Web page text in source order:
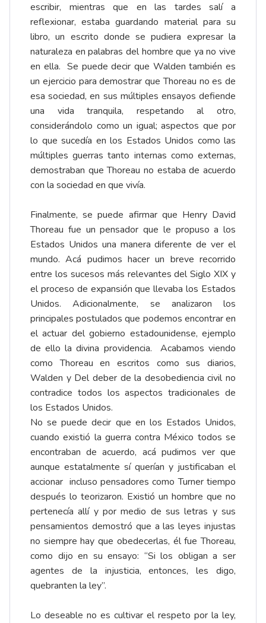
escribir, mientras que en las tardes salí a
reflexionar, estaba guardando material para su
libro, un escrito donde se pudiera expresar la
naturaleza en palabras del hombre que ya no vive
en ella. Se puede decir que Walden también es
un ejercicio para demostrar que Thoreau no es de
esa sociedad, en sus múltiples ensayos defiende
una vida tranquila, respetando al otro,
considerándolo como un igual; aspectos que por
lo que sucedía en los Estados Unidos como las
múltiples guerras tanto internas como externas,
demostraban que Thoreau no estaba de acuerdo
con la sociedad en que vivía.
Finalmente, se puede afirmar que Henry David
Thoreau fue un pensador que le propuso a los
Estados Unidos una manera diferente de ver el
mundo. Acá pudimos hacer un breve recorrido
entre los sucesos más relevantes del Siglo XIX y
el proceso de expansión que llevaba los Estados
Unidos. Adicionalmente, se analizaron los
principales postulados que podemos encontrar en
el actuar del gobierno estadounidense, ejemplo
de ello la divina providencia. Acabamos viendo
como Thoreau en escritos como sus diarios,
Walden y Del deber de la desobediencia civil no
contradice todos los aspectos tradicionales de
los Estados Unidos.
No se puede decir que en los Estados Unidos,
cuando existió la guerra contra México todos se
encontraban de acuerdo, acá pudimos ver que
aunque estatalmente sí querían y justificaban el
accionar incluso pensadores como Turner tiempo
después lo teorizaron. Existió un hombre que no
pertenecía allí y por medio de sus letras y sus
pensamientos demostró que a las leyes injustas
no siempre hay que obedecerlas, él fue Thoreau,
como dijo en su ensayo: “Si los obligan a ser
agentes de la injusticia, entonces, les digo,
quebranten la ley”.
Lo deseable no es cultivar el respeto por la ley,